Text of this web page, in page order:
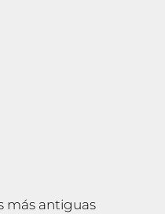
más antiguas